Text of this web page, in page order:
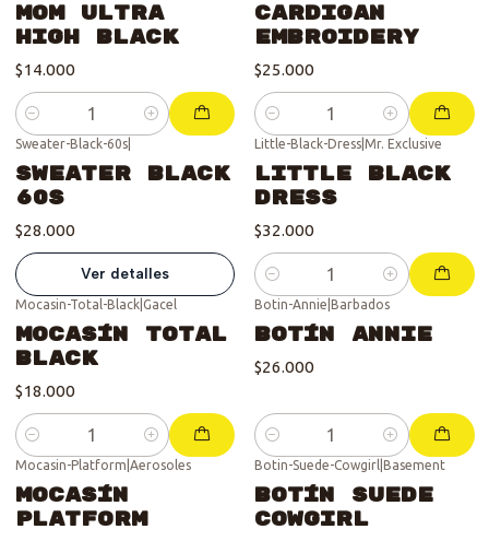
Mom Ultra
High Black
$14.000
Cantidad
Cardigan
Embroidery
$25.000
Cantidad
Sweater-Black-60s|
Sweater Black
60s
$28.000
Ver detalles
Little-Black-Dress Mr. Exclusive
Little Black
Dress
$32.000
Cantidad
Mocasin-Total-Black| Gacel
Mocasín Total
Black
$18.000
Cantidad
Botin-Annie Barbados
Botín Annie
$26.000
Cantidad
Mocasin-Platform Aerosoles
Mocasín
Platform
Botin-Suede-Cowgirl Basement
Botín Suede
Cowgirl